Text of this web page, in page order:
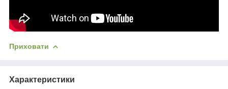
Приховати
Характеристики